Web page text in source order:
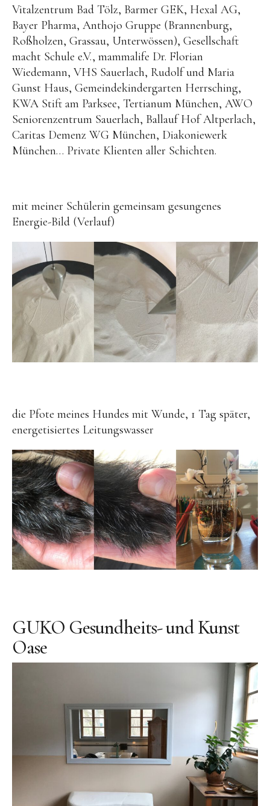
Vitalzentrum Bad Tölz, Barmer GEK, Hexal AG,
Bayer Pharma, Anthojo Gruppe (Brannenburg,
Roßholzen, Grassau, Unterwössen), Gesellschaft
macht Schule e.V., mammalife Dr. Florian
Wiedemann, VHS Sauerlach, Rudolf und Maria
Gunst Haus, Gemeindekindergarten Herrsching,
KWA Stift am Parksee, Tertianum München, AWO
Seniorenzentrum Sauerlach, Ballauf Hof Altperlach,
Caritas Demenz WG München, Diakoniewerk
München… Private Klienten aller Schichten.
mit meiner Schülerin gemeinsam gesungenes
Energie-Bild (Verlauf)
die Pfote meines Hundes mit Wunde, 1 Tag später,
energetisiertes Leitungswasser
GUKO Gesundheits- und Kunst
Oase